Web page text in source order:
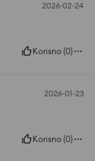
2026-02-24
Korisno (0)
2026-01-23
Korisno (0)